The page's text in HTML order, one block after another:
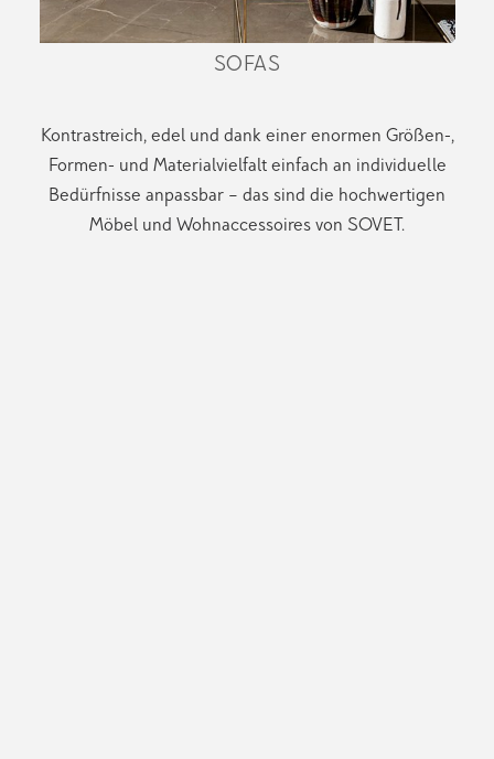
SOFAS
Kontrastreich, edel und dank einer enormen Größen-,
Formen- und Materialvielfalt einfach an individuelle
Bedürfnisse anpassbar – das sind die hochwertigen
Möbel und Wohnaccessoires von SOVET.